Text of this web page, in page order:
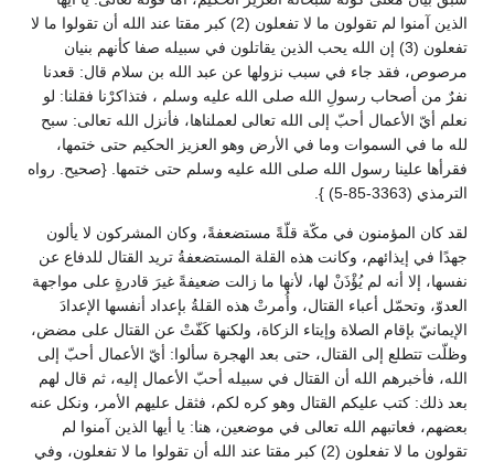
الذين آمنوا لم تقولون ما لا تفعلون (2) كبر مقتا عند الله أن تقولوا ما لا
تفعلون (3) إن الله يحب الذين يقاتلون في سبيله صفا كأنهم بنيان
مرصوص، فقد جاء في سبب نزولها عن عبد الله بن سلام قال: قعدنا
نفرٌ من أصحاب رسولِ الله صلى الله عليه وسلم ، فتذاكرْنا فقلنا: لو
نعلم أيّ الأعمال أحبّ إلى الله تعالى لعملناها، فأنزل الله تعالى: سبح
لله ما في السموات وما في الأرض وهو العزيز الحكيم حتى ختمها،
فقرأها علينا رسول الله صلى الله عليه وسلم حتى ختمها. {صحيح. رواه
الترمذي (3363-85-5) }.
لقد كان المؤمنون في مكّة قلّةً مستضعفةً، وكان المشركون لا يألون
جهدًا في إيذائهم، وكانت هذه القلة المستضعفةُ تريد القتال للدفاع عن
نفسها، إلا أنه لم يُؤْذَنْ لها، لأنها ما زالت ضعيفةً غيرَ قادرةٍ على مواجهة
العدوّ، وتحمّل أعباء القتال، وأُمرتْ هذه القلةُ بإعداد أنفسها الإعدادَ
الإيمانيّ بإقام الصلاة وإيتاء الزكاة، ولكنها كَفّتْ عن القتال على مضض،
وظلّت تتطلع إلى القتال، حتى بعد الهجرة سألوا: أيّ الأعمال أحبّ إلى
الله، فأخبرهم الله أن القتال في سبيله أحبّ الأعمال إليه، ثم قال لهم
بعد ذلك: كتب عليكم القتال وهو كره لكم، فثقل عليهم الأمر، ونكل عنه
بعضهم، فعاتبهم الله تعالى في موضعين، هنا: يا أيها الذين آمنوا لم
تقولون ما لا تفعلون (2) كبر مقتا عند الله أن تقولوا ما لا تفعلون، وفي